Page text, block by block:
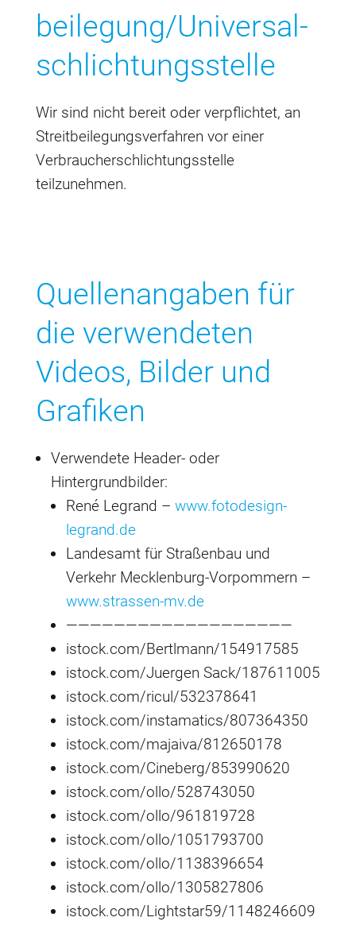
beilegung/Universal­
schlichtungs­stelle
Wir sind nicht bereit oder verpflichtet, an
Streitbeilegungsverfahren vor einer
Verbraucherschlichtungsstelle
teilzunehmen.
Quellenangaben für
die verwendeten
Videos, Bilder und
Grafiken
Verwendete Header- oder
Hintergrundbilder:
René Legrand – www.fotodesign-
legrand.de
Landesamt für Straßenbau und
Verkehr Mecklenburg-Vorpommern –
www.strassen-mv.de
———————————————————
istock.com/Bertlmann/154917585
istock.com/Juergen Sack/187611005
istock.com/ricul/532378641
istock.com/instamatics/807364350
istock.com/majaiva/812650178
istock.com/Cineberg/853990620
istock.com/ollo/528743050
istock.com/ollo/961819728
istock.com/ollo/1051793700
istock.com/ollo/1138396654
istock.com/ollo/1305827806
istock.com/Lightstar59/1148246609